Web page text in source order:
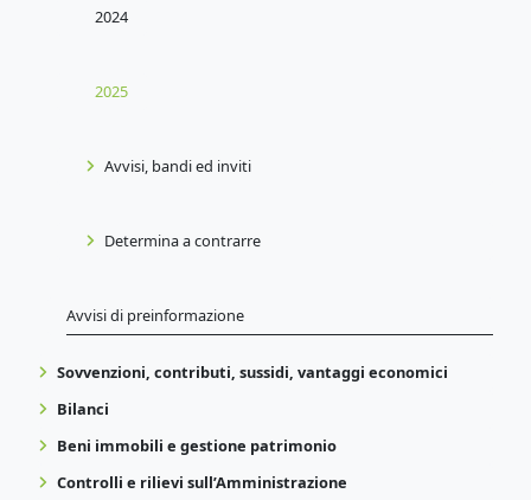
2024
2025
Avvisi, bandi ed inviti
Determina a contrarre
Avvisi di preinformazione
Sovvenzioni, contributi, sussidi, vantaggi economici
Bilanci
Beni immobili e gestione patrimonio
Controlli e rilievi sull’Amministrazione